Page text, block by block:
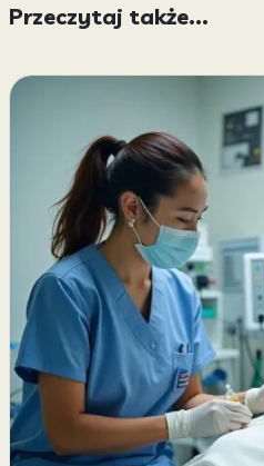
Przeczytaj także...